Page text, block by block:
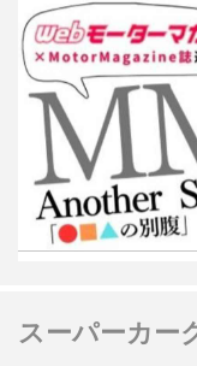
スーパーカー